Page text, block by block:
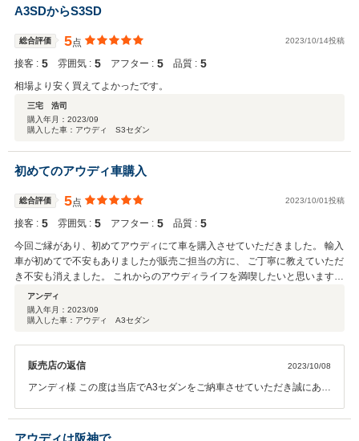
A3SDからS3SD
総合評価 5点 2023/10/14投稿
接客 : 5 雰囲気 : 5 アフター : 5 品質 : 5
相場より安く買えてよかったです。
三宅 浩司
購入年月： 2023/09
購入した車：アウディ S3セダン
初めてのアウディ車購入
総合評価 5点 2023/10/01投稿
接客 : 5 雰囲気 : 5 アフター : 5 品質 : 5
今回ご縁があり、初めてアウディにて車を購入させていただきました。 輸入
車が初めてで不安もありましたが販売ご担当の方に、 ご丁寧に教えていただ
き不安も消えました。 これからのアウディライフを満喫したいと思います。
ありがとうございました。
アンディ
購入年月： 2023/09
購入した車：アウディ A3セダン
販売店の返信 2023/10/08
アンディ様 この度は当店でA3セダンをご納車させていただき誠にあり
く思います。 新しい相棒でいろいろな所へお出かけください！ 西宮に
お越しの際は是非当店で一休みしてください。 今後ともよろしくお願
アウディは阪神で